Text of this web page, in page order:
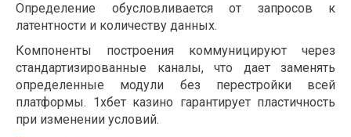
Определение обусловливается от запросов к
латентности и количеству данных.
Компоненты построения коммуницируют через
стандартизированные каналы, что дает заменять
определенные модули без перестройки всей
платформы. 1хбет казино гарантирует пластичность
при изменении условий.